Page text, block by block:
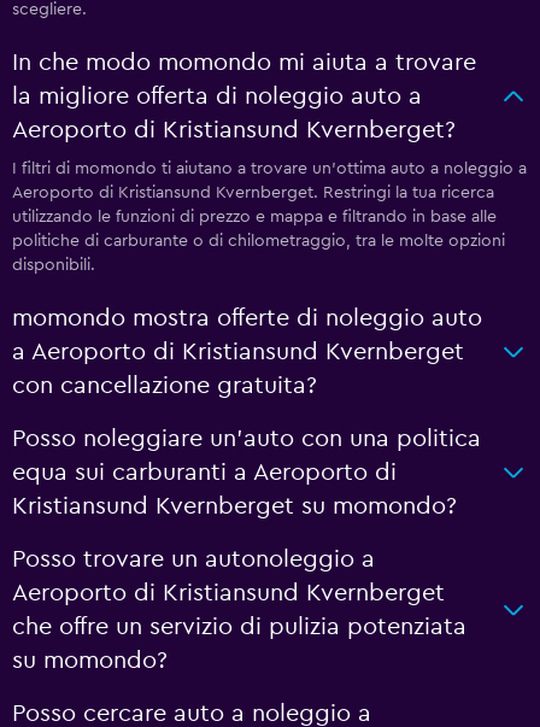
scegliere.
In che modo momondo mi aiuta a trovare
la migliore offerta di noleggio auto a
Aeroporto di Kristiansund Kvernberget?
I filtri di momondo ti aiutano a trovare un'ottima auto a noleggio a
Aeroporto di Kristiansund Kvernberget. Restringi la tua ricerca
utilizzando le funzioni di prezzo e mappa e filtrando in base alle
politiche di carburante o di chilometraggio, tra le molte opzioni
disponibili.
momondo mostra offerte di noleggio auto
a Aeroporto di Kristiansund Kvernberget
con cancellazione gratuita?
Posso noleggiare un'auto con una politica
equa sui carburanti a Aeroporto di
Kristiansund Kvernberget su momondo?
Posso trovare un autonoleggio a
Aeroporto di Kristiansund Kvernberget
che offre un servizio di pulizia potenziata
su momondo?
Posso cercare auto a noleggio a